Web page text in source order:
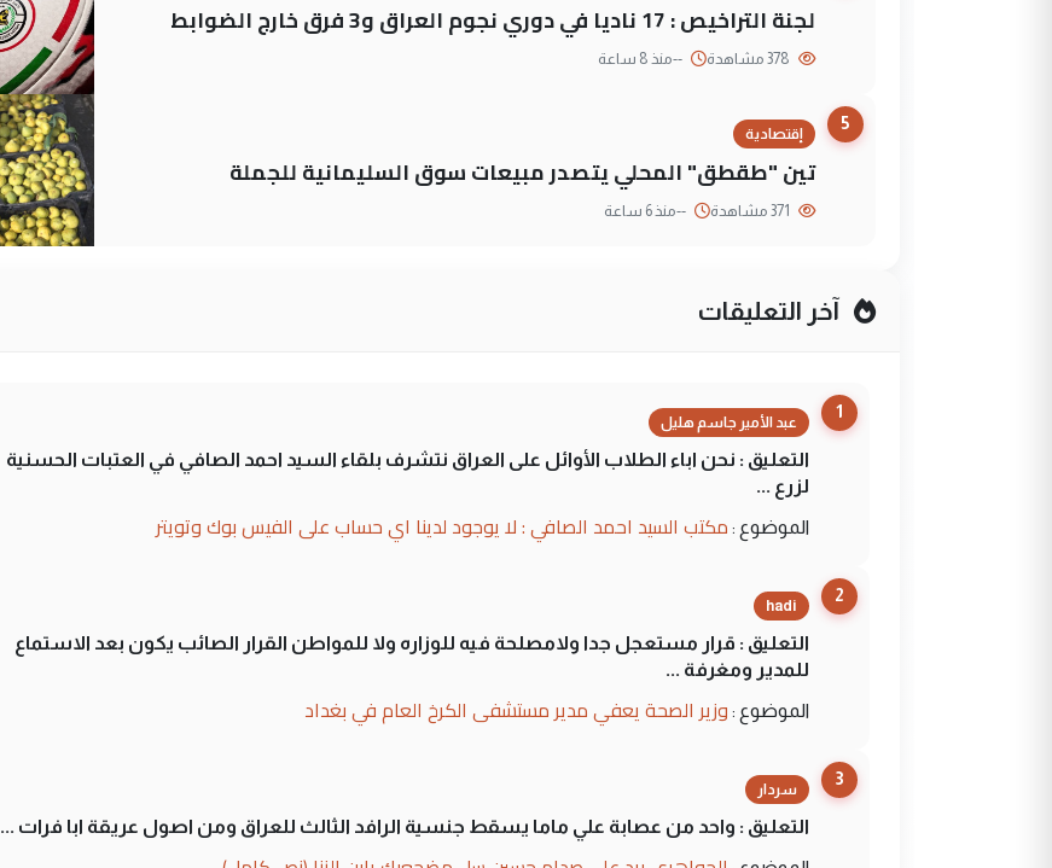
لجنة التراخيص : 17 ناديا في دوري نجوم العراق و3 فرق خارج الضوابط
--منذ 8 ساعة
5
إقتصادية
تين "طقطق" المحلي يتصدر مبيعات سوق السليمانية للجملة
--منذ 6 ساعة
آخر التعليقات
1
عبد الأمير جاسم هليل
التعليق : نحن اباء الطلاب الأوائل على العراق نتشرف بلقاء السيد احمد الصافي في العتبات الحسنية
لزرع ...
الموضوع : مكتب السيد احمد الصافي : لا يوجود لدينا اي حساب على الفيس بوك وتويتر
2
hadi
التعليق : قرار مستعجل جدا ولامصلحة فيه للوزاره ولا للمواطن القرار الصائب يكون بعد الاستماع
للمدير ومغرفة ...
الموضوع : وزير الصحة يعفي مدير مستشفى الكرخ العام في بغداد
3
سردار
التعليق : واحد من عصابة علي ماما يسقط جنسية الرافد الثالث للعراق ومن اصول عريقة ابا فرات ...